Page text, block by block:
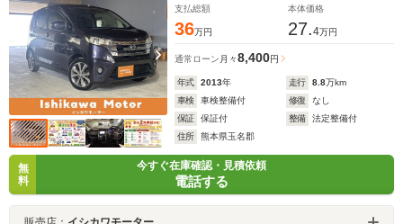
支払総額
36万円
本体価格
27.4万円
通常ローン 月々8,400円
年式 2013年 走行 8.8万km
車検
車検整備付 修復
なし
保証
保証付 整備
法定整備付
住所
熊本県玉名郡
無
料
今すぐ在庫確認・見積依頼
電話する